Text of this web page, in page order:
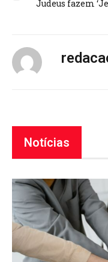
Notícias